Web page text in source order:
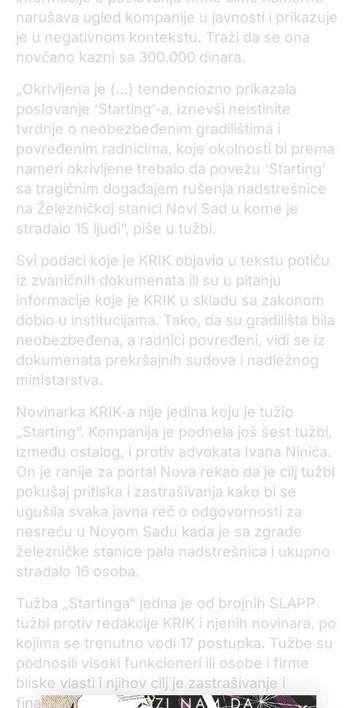
narušava ugled kompanije u javnosti i prikazuje
je u negativnom kontekstu. Traži da se ona
novčano kazni sa 300.000 dinara.
„Okrivljena je (…) tendenciozno prikazala
poslovanje ‘Starting’-а, iznevši neistinite
tvrdnje o neobezbeđenim gradilištima i
povređenim radnicima, koje okolnosti bi prema
nameri okrivljene trebalo da povežu ‘Starting’
sa tragičnim događajem rušenja nadstrešnice
na Železničkoj stanici Novi Sad u kome je
stradalo 15 ljudi“, piše u tužbi.
Svi podaci koje je KRIK objavio u tekstu potiču
iz zvaničnih dokumenata ili su u pitanju
informacije koje je KRIK u skladu sa zakonom
dobio u institucijama. Tako, da su gradilišta bila
neobezbeđena, a radnici povređeni, vidi se iz
dokumenata prekršajnih sudova i nadležnog
ministarstva.
Novinarka KRIK-a nije jedina koju je tužio
„Starting“. Kompanija je podnela još šest tužbi,
između ostalog, i protiv advokata Ivana Ninića.
On je ranije za portal Nova rekao da je cilj tužbi
pokušaj pritiska i zastrašivanja kako bi se
ugušila svaka javna reč o odgovornosti za
nesreću u Novom Sadu kada je sa zgrade
železničke stanice pala nadstrešnica i ukupno
stradalo 16 osoba.
Tužba „Startinga“ jedna je od brojnih SLAPP
tužbi protiv redakcije KRIK i njenih novinara, po
kojima se trenutno vodi 17 postupka. Tužbe su
podnosili visoki funkcioneri ili osobe i firme
bliske vlasti i njihov cilj je zastrašivanje i
finansijsko iznurivanje novinara i redakcije,
POMOZI NAM DA